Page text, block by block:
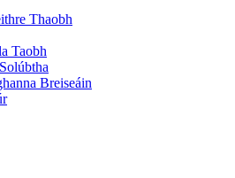
Thaobh
Taobh
Breiseáin